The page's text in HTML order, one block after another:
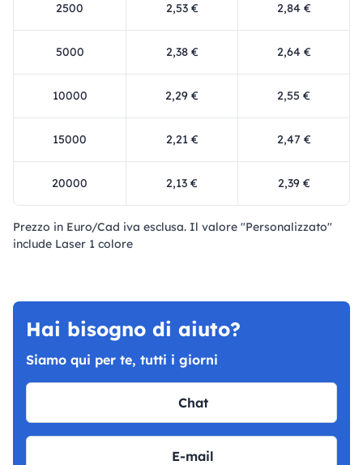
2500 2,53 € 2,84 €
5000 2,38 € 2,64 €
10000 2,29 € 2,55 €
15000 2,21 € 2,47 €
20000 2,13 € 2,39 €
Prezzo in Euro/Cad iva esclusa. Il valore "Personalizzato"
include Laser 1 colore
Hai bisogno di aiuto?
Siamo qui per te, tutti i giorni
Chat
E-mail